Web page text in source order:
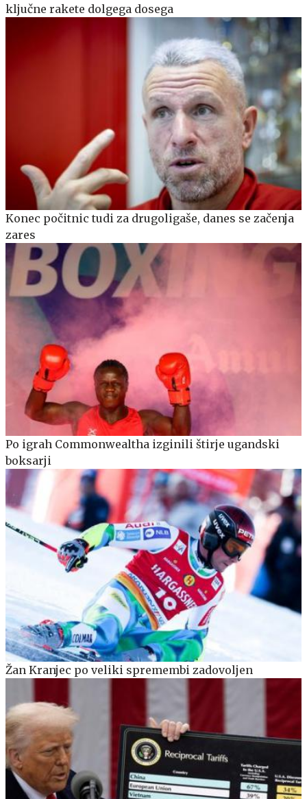
ključne rakete dolgega dosega
Konec počitnic tudi za drugoligaše, danes se začenja
zares
Po igrah Commonwealtha izginili štirje ugandski
boksarji
Žan Kranjec po veliki spremembi zadovoljen